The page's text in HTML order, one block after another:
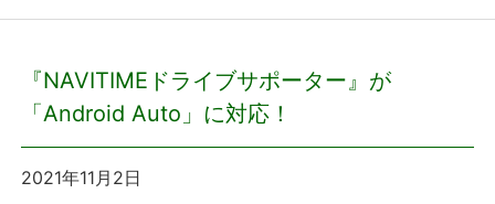
プレスリリース
プレスリリース
『NAVITIMEドライブサポーター』が
「Android Auto」に対応！
2021年11月2日